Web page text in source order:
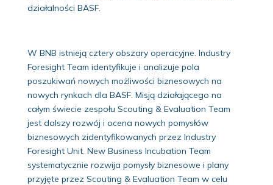
działalności BASF.
W BNB istnieją cztery obszary operacyjne. Industry
Foresight Team identyfikuje i analizuje pola
poszukiwań nowych możliwości biznesowych na
nowych rynkach dla BASF. Misją działającego na
całym świecie zespołu Scouting & Evaluation Team
jest dalszy rozwój i ocena nowych pomysłów
biznesowych zidentyfikowanych przez Industry
Foresight Unit. New Business Incubation Team
systematycznie rozwija pomysły biznesowe i plany
przyjęte przez Scouting & Evaluation Team w celu